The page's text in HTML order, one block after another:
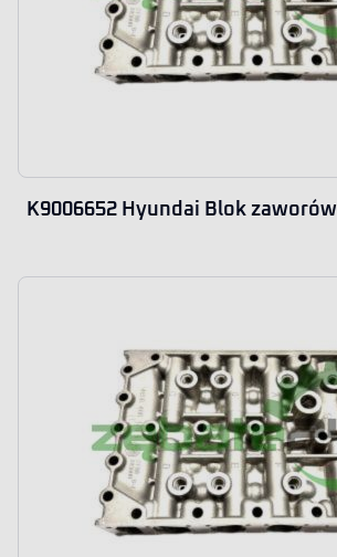
K9006652 Hyundai Blok zaworów